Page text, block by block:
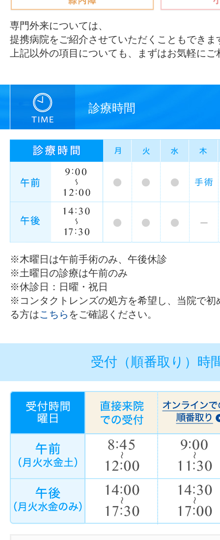
専門外来については、
提携病院をご紹介させていただくこともできま
上記以外の項目についても、まずはお気軽に
診療時間
※木曜日は午前手術のみ、午後休診
※土曜日の診療は午前のみ
※休診日：日曜・祝日
※コンタクトレンズの処方を希望し、当院で初
る方はこちら をご確認ください。
受付（順番取り）時